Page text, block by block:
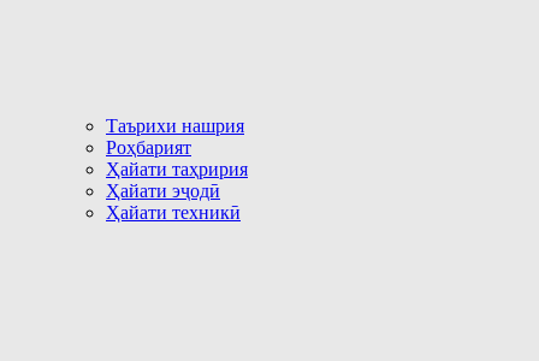
Таърихи нашрия
Роҳбарият
Ҳайати таҳририя
Ҳайати эҷодӣ
Ҳайати техникӣ